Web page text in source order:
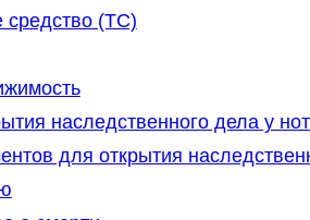
средство (ТС)
наследственного дела у
для открытия